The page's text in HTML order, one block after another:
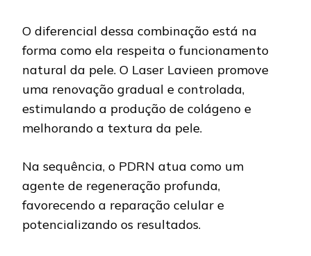
O diferencial dessa combinação está na
forma como ela respeita o funcionamento
natural da pele. O Laser Lavieen promove
uma renovação gradual e controlada,
estimulando a produção de colágeno e
melhorando a textura da pele.
Na sequência, o PDRN atua como um
agente de regeneração profunda,
favorecendo a reparação celular e
potencializando os resultados.